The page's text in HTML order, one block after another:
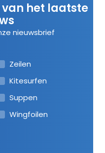
het laatste
nieuwsbrief
Zeilen
Kitesurfen
Suppen
Wingfoilen